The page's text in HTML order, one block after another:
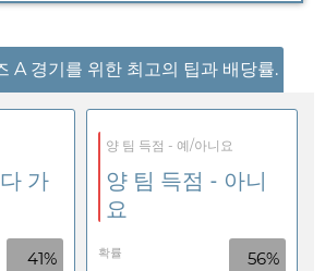
A 경기를 위한 최고의 팁과 배당률.
가
41%
양 팀 득점 - 예/아니요
양 팀 득점 - 아니
요
확률 56%